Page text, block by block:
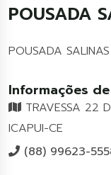
POUSADA
POUSADA SALINAS
Informações
TRAVESSA 22
ICAPUI-CE
(88) 99623-